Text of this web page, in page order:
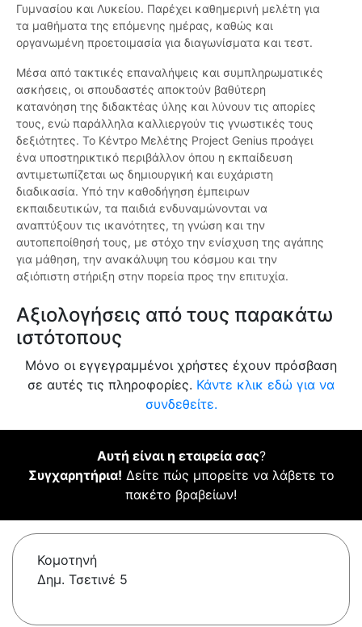
Γυμνασίου και Λυκείου. Παρέχει καθημερινή μελέτη για
τα μαθήματα της επόμενης ημέρας, καθώς και
οργανωμένη προετοιμασία για διαγωνίσματα και τεστ.
Μέσα από τακτικές επαναλήψεις και συμπληρωματικές
ασκήσεις, οι σπουδαστές αποκτούν βαθύτερη
κατανόηση της διδακτέας ύλης και λύνουν τις απορίες
τους, ενώ παράλληλα καλλιεργούν τις γνωστικές τους
δεξιότητες. Το Κέντρο Μελέτης Project Genius προάγει
ένα υποστηρικτικό περιβάλλον όπου η εκπαίδευση
αντιμετωπίζεται ως δημιουργική και ευχάριστη
διαδικασία. Υπό την καθοδήγηση έμπειρων
εκπαιδευτικών, τα παιδιά ενδυναμώνονται να
αναπτύξουν τις ικανότητες, τη γνώση και την
αυτοπεποίθησή τους, με στόχο την ενίσχυση της αγάπης
για μάθηση, την ανακάλυψη του κόσμου και την
αξιόπιστη στήριξη στην πορεία προς την επιτυχία.
Αξιολογήσεις από τους παρακάτω
ιστότοπους
Μόνο οι εγγεγραμμένοι χρήστες έχουν πρόσβαση
σε αυτές τις πληροφορίες. Κάντε κλικ εδώ για να
συνδεθείτε.
Αυτή είναι η εταιρεία σας?
Συγχαρητήρια! Δείτε πώς μπορείτε να λάβετε το
πακέτο βραβείων!
Κομοτηνή
Δημ. Τσετινέ 5